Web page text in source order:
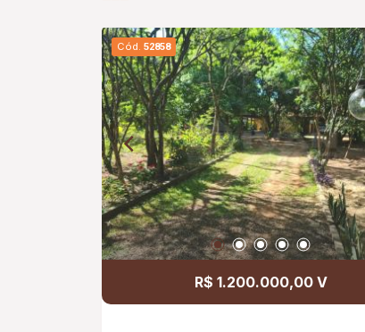
Cód. 52858
R$ 1.200.000,00 V